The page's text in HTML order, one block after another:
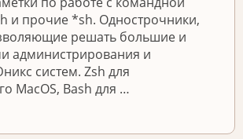
и прочие *sh. Однострочники,
решать большие и
администрирования и
систем. Zsh для
MacOS, Bash для …